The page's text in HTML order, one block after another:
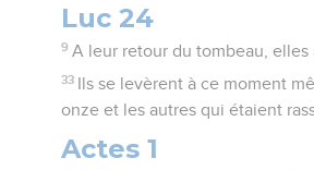
Luc 24
9 A leur retour du tombeau, elles
33
Ils se levèrent à ce moment
onze et les autres qui étaient
Actes 1